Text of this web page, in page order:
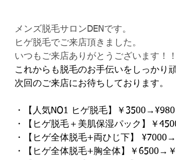
メンズ脱毛サロンDENです。
ヒゲ脱毛でご来店頂きました。
いつもご来店ありがとうございます！！
これからも脱毛のお手伝いをしっかり
次回のご来店にお待ちしております。
・【人気NO1 ヒゲ脱毛】￥
・【ヒゲ脱毛＋美肌保湿パック】￥
・【ヒゲ全体脱毛+両ひじ下】
・【ヒゲ全体脱毛+胸全体】￥6500→